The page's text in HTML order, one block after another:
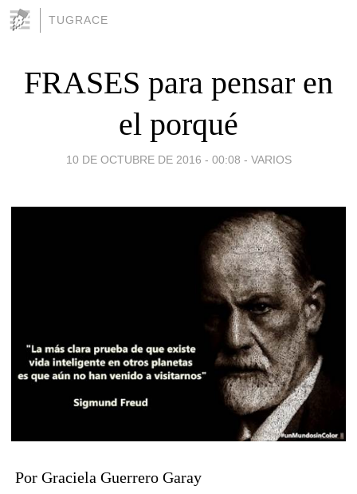
TUGRACE
FRASES para pensar en
el porqué
10 DE OCTUBRE DE 2016 - 00:08 - VARIOS
Por Graciela Guerrero Garay